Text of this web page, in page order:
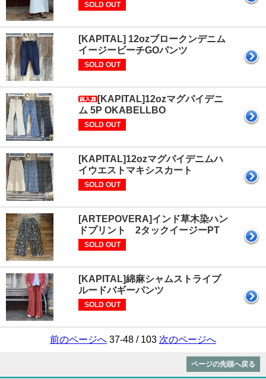
SOLD OUT
[KAPITAL] 12ozブロークンデニム
イージービーチGOパンツ
SOLD OUT
[KAPITAL]12ozマグパイデニ
ム 5P OKABELLBO
SOLD OUT
[KAPITAL]12ozマグパイデニムハ
イウエストマキシスカート
SOLD OUT
[ARTEPOVERA]インド草木染ハン
ドプリント 2タックイージーPT
SOLD OUT
[KAPITAL]綿麻シャムストライプ
ルードバギーパンツ
SOLD OUT
前のページへ 37-48 / 103 次のページへ
ページの先頭へ戻る